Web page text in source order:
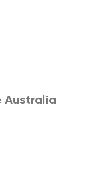
Australia